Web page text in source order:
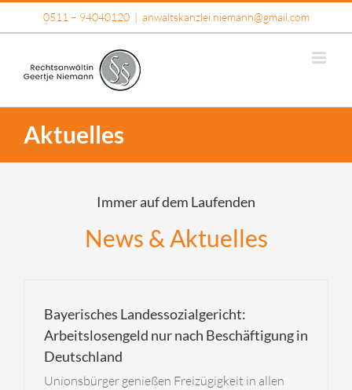
0511 – 94040120 | anwaltskanzlei.niemann@gmail.com
Aktuelles
Immer auf dem Laufenden
News & Aktuelles
Bayerisches Landessozialgericht:
Arbeitslosengeld nur nach Beschäftigung in
Deutschland
Unionsbürger genießen Freizügigkeit in allen